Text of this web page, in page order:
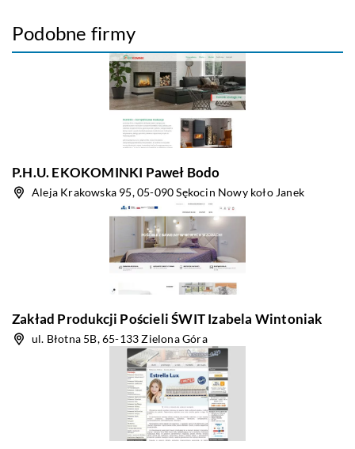
Podobne firmy
P.H.U. EKOKOMINKI Paweł Bodo
Aleja Krakowska 95, 05-090 Sękocin Nowy koło Janek
Zakład Produkcji Pościeli ŚWIT Izabela Wintoniak
ul. Błotna 5B, 65-133 Zielona Góra